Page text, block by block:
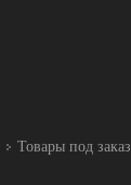
Товары под заказ